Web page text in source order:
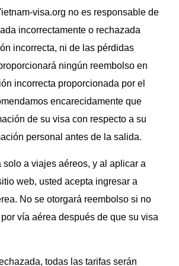
visa.org no es responsable de
incorrectamente o rechazada
incorrecta, ni de las pérdidas
ningún reembolso en
incorrecta proporcionada por el
encarecidamente que
de su visa con respecto a su
personal antes de la salida.
solo a viajes aéreos, y al aplicar a
web, usted acepta ingresar a
No se otorgará reembolso si no
vía aérea después de que su visa
todas las tarifas serán